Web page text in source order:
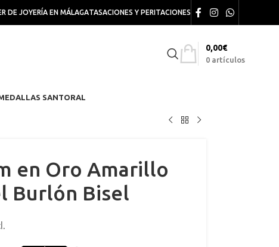
DE JOYERÍA EN MÁLAGATASACIONES Y PERITACIONES
0 artículos
0,00€
SANTORAL
en Oro Amarillo
Burlón Bisel